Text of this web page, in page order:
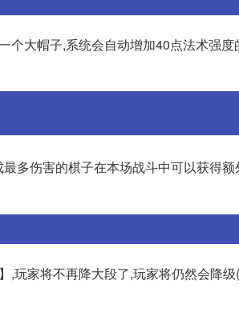
大帽子,系统会自动增加40点法术强
多伤害的棋子在本场战斗中可以获得
家将不再降大段了,玩家将仍然会降级(